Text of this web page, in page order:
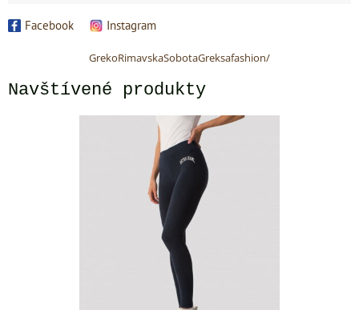
Facebook Instagram
GrekoRimavskaSobotaGreksafashion/
Navštívené produkty